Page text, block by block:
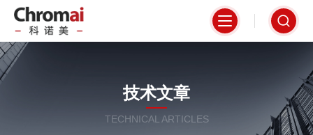
技术文章
TECHNICAL ARTICLES